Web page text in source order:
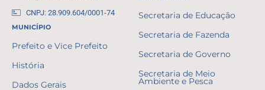
CNPJ: 28.909.604/0001-74
MUNICÍPIO
Prefeito e Vice Prefeito
História
Dados Gerais
Secretaria de Educação
Secretaria de Fazenda
Secretaria de Governo
Secretaria de Meio
Ambiente e Pesca